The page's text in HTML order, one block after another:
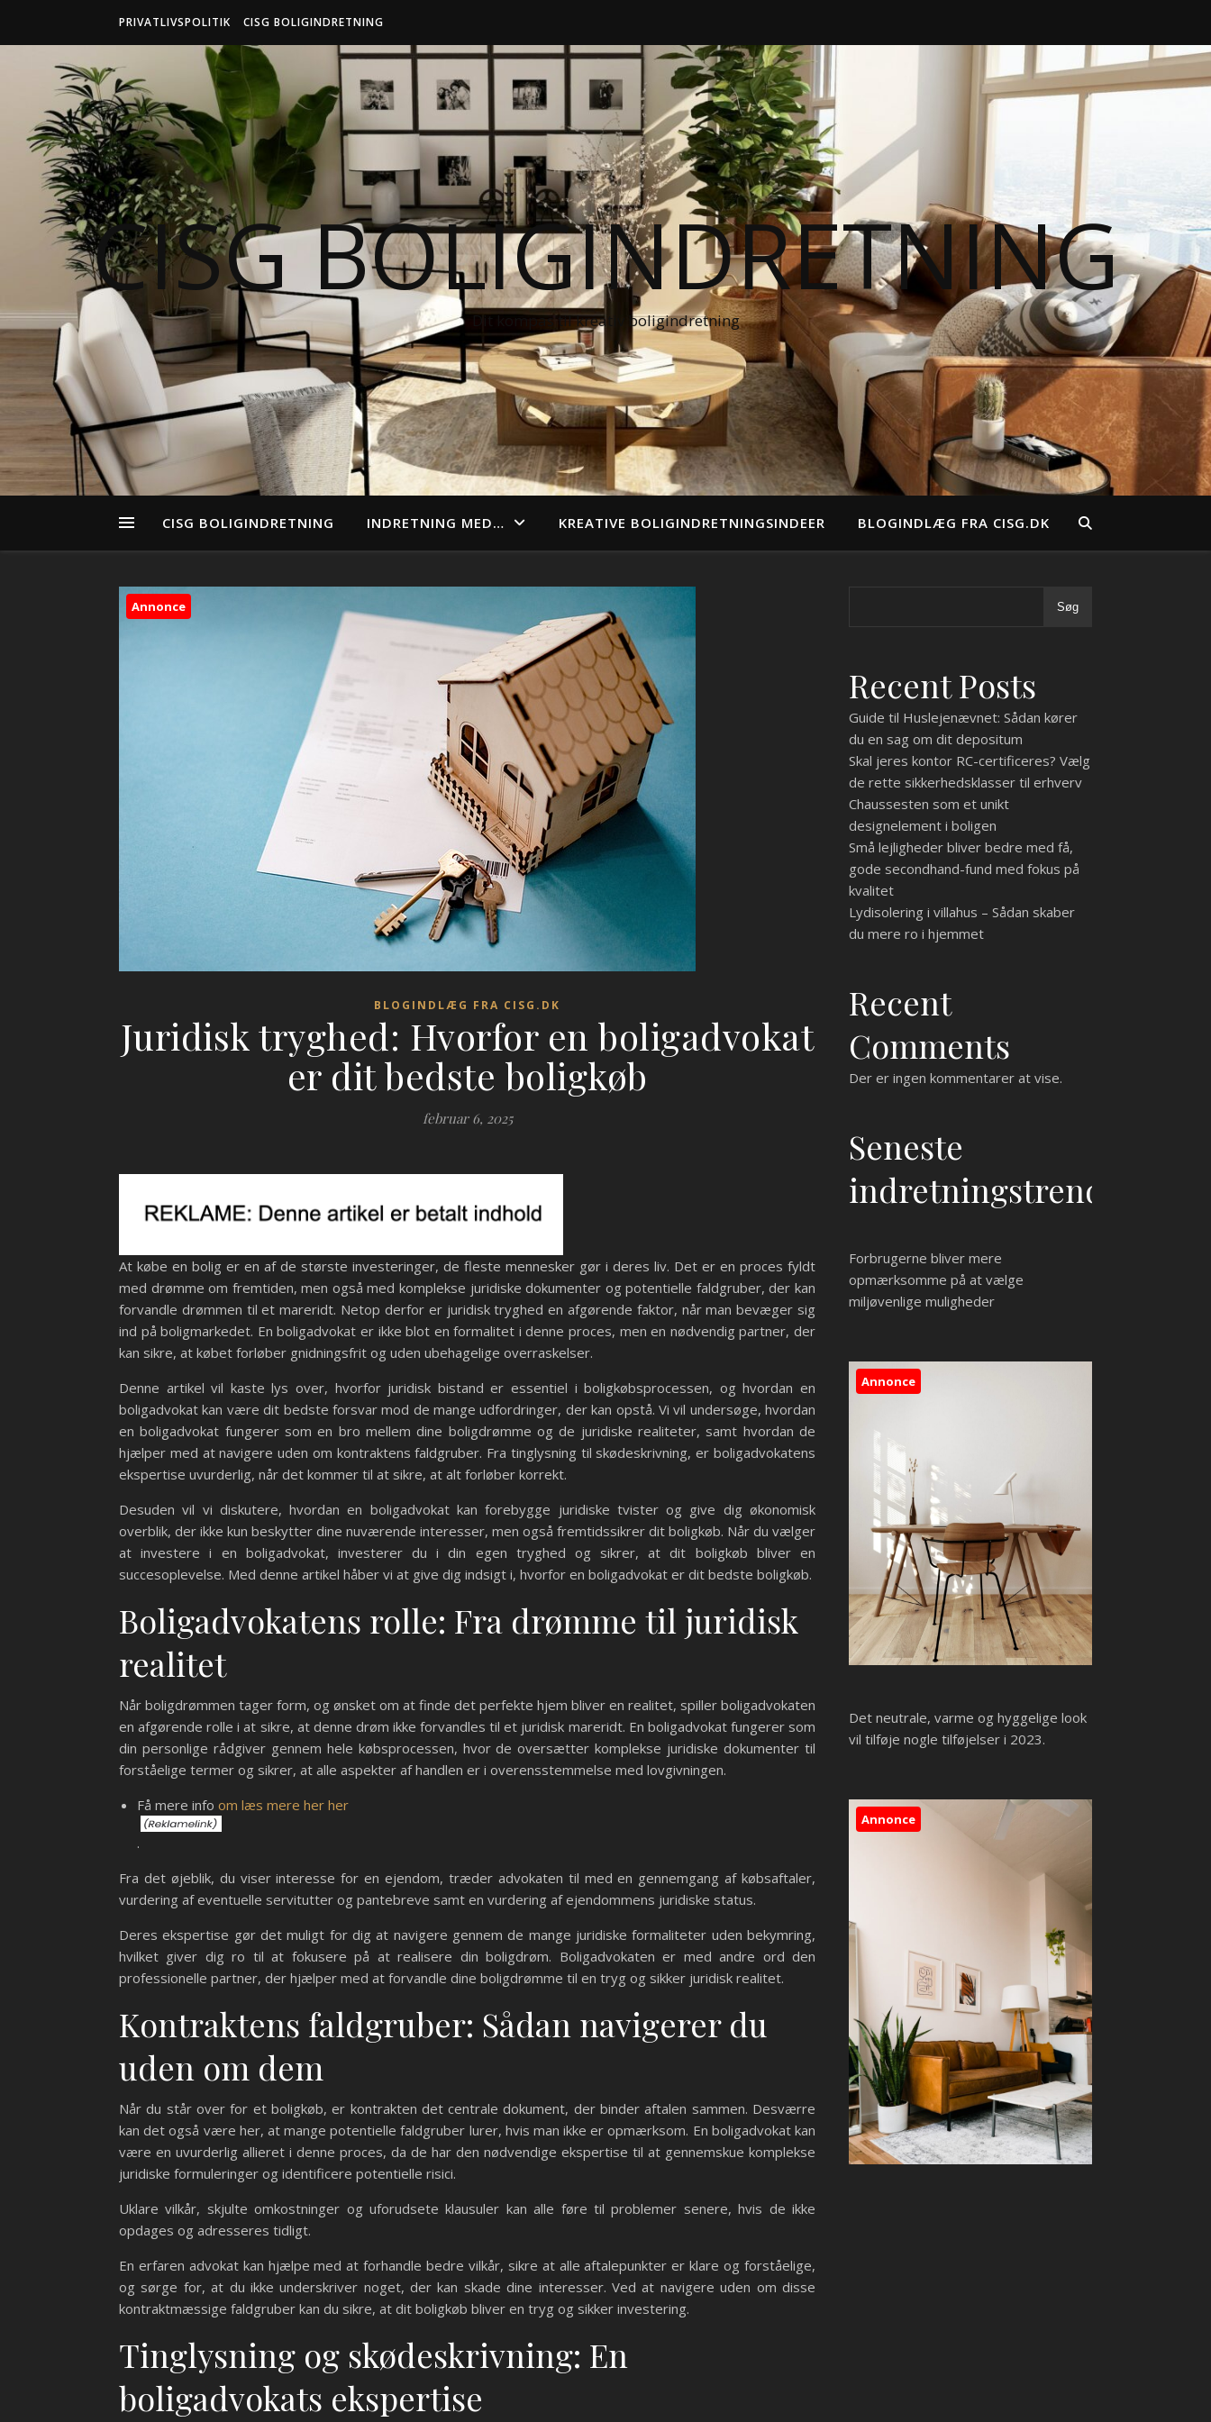
PRIVATLIVSPOLITIK CISG BOLIGINDRETNING
CISG BOLIGINDRETNING
Dit kompas til kreativ boligindretning
CISG BOLIGINDRETNING INDRETNING MED… KREATIVE BOLIGINDRETNINGSINDEER BLOGINDLÆG FRA CISG.DK
Annonce
BLOGINDLÆG FRA CISG.DK
Juridisk tryghed: Hvorfor en boligadvokat
er dit bedste boligkøb
februar 6, 2025
At købe en bolig er en af de største investeringer, de fleste mennesker gør i deres liv. Det er en proces fyldt
med drømme om fremtiden, men også med komplekse juridiske dokumenter og potentielle faldgruber, der kan
forvandle drømmen til et mareridt. Netop derfor er juridisk tryghed en afgørende faktor, når man bevæger sig
ind på boligmarkedet. En boligadvokat er ikke blot en formalitet i denne proces, men en nødvendig partner, der
kan sikre, at købet forløber gnidningsfrit og uden ubehagelige overraskelser.
Denne artikel vil kaste lys over, hvorfor juridisk bistand er essentiel i boligkøbsprocessen, og hvordan en
boligadvokat kan være dit bedste forsvar mod de mange udfordringer, der kan opstå. Vi vil undersøge, hvordan
en boligadvokat fungerer som en bro mellem dine boligdrømme og de juridiske realiteter, samt hvordan de
hjælper med at navigere uden om kontraktens faldgruber. Fra tinglysning til skødeskrivning, er boligadvokatens
ekspertise uvurderlig, når det kommer til at sikre, at alt forløber korrekt.
Desuden vil vi diskutere, hvordan en boligadvokat kan forebygge juridiske tvister og give dig økonomisk
overblik, der ikke kun beskytter dine nuværende interesser, men også fremtidssikrer dit boligkøb. Når du vælger
at investere i en boligadvokat, investerer du i din egen tryghed og sikrer, at dit boligkøb bliver en
succesoplevelse. Med denne artikel håber vi at give dig indsigt i, hvorfor en boligadvokat er dit bedste boligkøb.
Boligadvokatens rolle: Fra drømme til juridisk
realitet
Når boligdrømmen tager form, og ønsket om at finde det perfekte hjem bliver en realitet, spiller boligadvokaten
en afgørende rolle i at sikre, at denne drøm ikke forvandles til et juridisk mareridt. En boligadvokat fungerer som
din personlige rådgiver gennem hele købsprocessen, hvor de oversætter komplekse juridiske dokumenter til
forståelige termer og sikrer, at alle aspekter af handlen er i overensstemmelse med lovgivningen.
Få mere info om læs mere her her
.
Fra det øjeblik, du viser interesse for en ejendom, træder advokaten til med en gennemgang af købsaftaler,
vurdering af eventuelle servitutter og pantebreve samt en vurdering af ejendommens juridiske status.
Deres ekspertise gør det muligt for dig at navigere gennem de mange juridiske formaliteter uden bekymring,
hvilket giver dig ro til at fokusere på at realisere din boligdrøm. Boligadvokaten er med andre ord den
professionelle partner, der hjælper med at forvandle dine boligdrømme til en tryg og sikker juridisk realitet.
Kontraktens faldgruber: Sådan navigerer du
uden om dem
Når du står over for et boligkøb, er kontrakten det centrale dokument, der binder aftalen sammen. Desværre
kan det også være her, at mange potentielle faldgruber lurer, hvis man ikke er opmærksom. En boligadvokat kan
være en uvurderlig allieret i denne proces, da de har den nødvendige ekspertise til at gennemskue komplekse
juridiske formuleringer og identificere potentielle risici.
Uklare vilkår, skjulte omkostninger og uforudsete klausuler kan alle føre til problemer senere, hvis de ikke
opdages og adresseres tidligt.
En erfaren advokat kan hjælpe med at forhandle bedre vilkår, sikre at alle aftalepunkter er klare og forståelige,
og sørge for, at du ikke underskriver noget, der kan skade dine interesser. Ved at navigere uden om disse
kontraktmæssige faldgruber kan du sikre, at dit boligkøb bliver en tryg og sikker investering.
Tinglysning og skødeskrivning: En
boligadvokats ekspertise
Søg
Recent Posts
Guide til Huslejenævnet: Sådan kører
du en sag om dit depositum
Skal jeres kontor RC-certificeres? Vælg
de rette sikkerhedsklasser til erhverv
Chaussesten som et unikt
designelement i boligen
Små lejligheder bliver bedre med få,
gode secondhand-fund med fokus på
kvalitet
Lydisolering i villahus – Sådan skaber
du mere ro i hjemmet
Recent
Comments
Der er ingen kommentarer at vise.
Seneste
indretningstrends
Forbrugerne bliver mere
opmærksomme på at vælge
miljøvenlige muligheder
Annonce
Det neutrale, varme og hyggelige look
vil tilføje nogle tilføjelser i 2023.
Annonce